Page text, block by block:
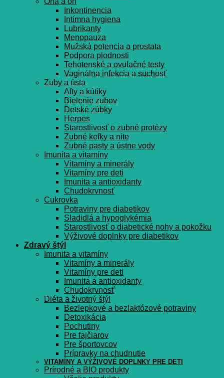
Inkontinencia
Intímna hygiena
Lubrikanty
Menopauza
Mužská potencia a prostata
Podpora plodnosti
Tehotenské a ovulačné testy
Vaginálna infekcia a suchosť
Zuby a ústa
Afty a kútiky
Bielenie zubov
Detské zúbky
Herpes
Starostlivosť o zubné protézy
Zubné kefky a nite
Zubné pasty a ústne vody
Imunita a vitamíny
Vitamíny a minerály
Vitamíny pre deti
Imunita a antioxidanty
Chudokrvnosť
Cukrovka
Potraviny pre diabetikov
Sladidlá a hypoglykémia
Starostlivosť o diabetické nohy a pokožku
Výživové doplnky pre diabetikov
Zdravý štýl
Imunita a vitamíny
Vitamíny a minerály
Vitamíny pre deti
Imunita a antioxidanty
Chudokrvnosť
Diéta a životný štýl
Bezlepkové a bezlaktózové potraviny
Detoxikácia
Pochutiny
Pre fajčiarov
Pre športovcov
Prípravky na chudnutie
VITAMÍNY A VÝŽIVOVÉ DOPLNKY PRE DETI
Prírodné a BIO produkty